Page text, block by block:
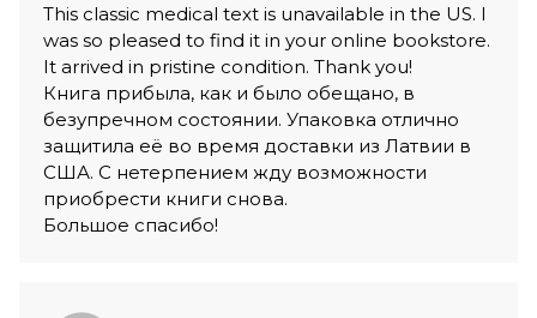
This classic medical text is unavailable in the US. I
was so pleased to find it in your online bookstore.
It arrived in pristine condition. Thank you!
Книга прибыла, как и было обещано, в
безупречном состоянии. Упаковка отлично
защитила её во время доставки из Латвии в
США. С нетерпением жду возможности
приобрести книги снова.
Большое спасибо!